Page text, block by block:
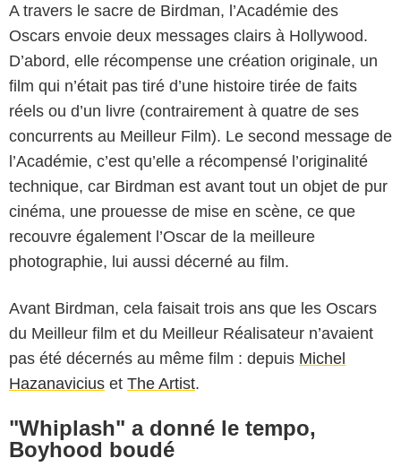
A travers le sacre de Birdman, l’Académie des
Oscars envoie deux messages clairs à Hollywood.
D’abord, elle récompense une création originale, un
film qui n’était pas tiré d’une histoire tirée de faits
réels ou d’un livre (contrairement à quatre de ses
concurrents au Meilleur Film). Le second message de
l’Académie, c’est qu’elle a récompensé l’originalité
technique, car Birdman est avant tout un objet de pur
cinéma, une prouesse de mise en scène, ce que
recouvre également l’Oscar de la meilleure
photographie, lui aussi décerné au film.
Avant Birdman, cela faisait trois ans que les Oscars
du Meilleur film et du Meilleur Réalisateur n’avaient
pas été décernés au même film : depuis Michel
Hazanavicius et The Artist.
"Whiplash" a donné le tempo,
Boyhood boudé